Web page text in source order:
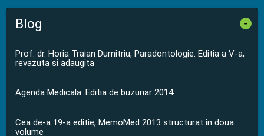
Blog -
Prof. dr. Horia Traian Dumitriu, Paradontologie. Editia a V-a,
revazuta si adaugita
Agenda Medicala. Editia de buzunar 2014
Cea de-a 19-a editie, MemoMed 2013 structurat in doua
volume